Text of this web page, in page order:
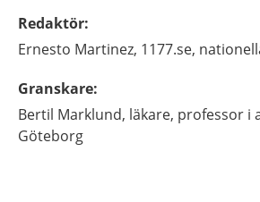
Redaktör:
Ernesto Martinez, 1177.se,
Granskare:
Bertil Marklund, läkare, professor i
Göteborg